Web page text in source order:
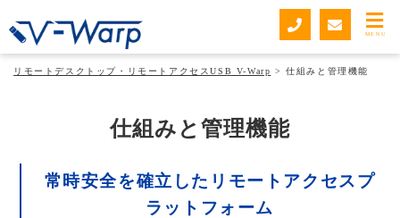
MENU
リモートデスクトップ・リモートアクセスUSB V-Warp >仕組みと管理機能
仕組みと管理機能
常時安全を確立したリモートアクセスプ
ラットフォーム